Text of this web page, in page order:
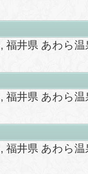
, 福井県 あわら温
, 福井県 あわら温
, 福井県 あわら温